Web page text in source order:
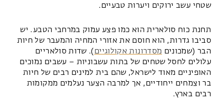
שטחי עשב ירוקים ויערות טבעיים.
תחנת כוח סולארית הוא כמו פצע עמוק במרחבי הטבע. יש
סביבו גדרות, הוא חוסם את אזורי המחיה והמעבר של חיות
הבר (שמכונים מסדרונות אקולוגיים ). שדות סולאריים
עלולים לחסל שטחים של בתות עשבוניות – עשבים נמוכים
האופיניים מאוד לישראל, שהם בית למינים רבים של חיות
בר וצמחים ייחודיים, אך למרבה הצער נעלמים ממקומות
רבים בארץ.